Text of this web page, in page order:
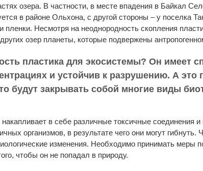
озера. В частности, в месте впадения в Байкал
в районе Ольхона, с другой стороны – у поселка
пленки. Несмотря на неоднородность скопления
озер планеты, которые подвержены
пластика для экосистемы? Он имеет
и устойчив к разрушению. А это
будут закрывать собой многие виды
накапливает в себе различные токсичные соединения
организмов, в результате чего они могут
изменения. Необходимо принимать меры
чтобы он не попадал в природу.